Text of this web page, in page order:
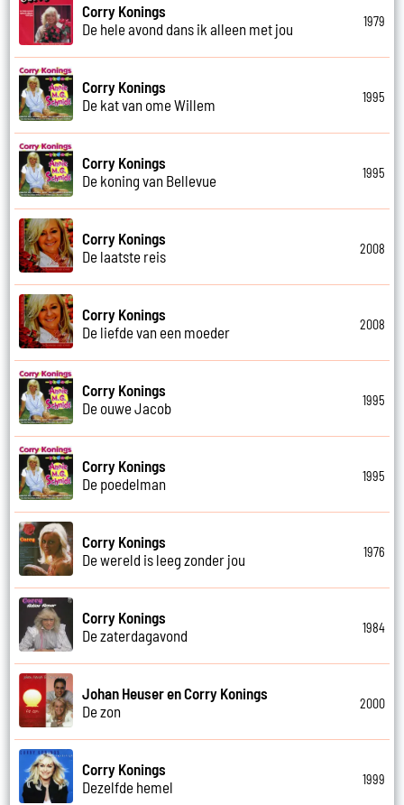
Corry Konings
De hele avond dans ik alleen met jou
1979
Corry Konings
De kat van ome Willem
1995
Corry Konings
De koning van Bellevue
1995
Corry Konings
De laatste reis
2008
Corry Konings
De liefde van een moeder
2008
Corry Konings
De ouwe Jacob
1995
Corry Konings
De poedelman
1995
Corry Konings
De wereld is leeg zonder jou
1976
Corry Konings
De zaterdagavond
1984
Johan Heuser en Corry Konings
De zon
2000
Corry Konings
Dezelfde hemel
1999